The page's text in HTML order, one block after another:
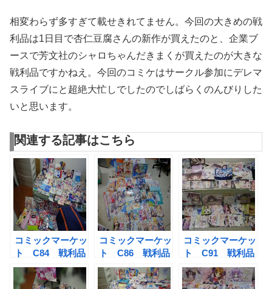
相変わらず多すぎて載せきれてません。今回の大きめの戦
利品は1日目で杏仁豆腐さんの新作が買えたのと、企業ブ
ースで芳文社のシャロちゃんだきまくが買えたのが大きな
戦利品ですかねえ。今回のコミケはサークル参加にデレマ
スライブにと超絶大忙しでしたのでしばらくのんびりした
いと思います。
関連する記事はこちら
コミックマーケッ
ト C84 戦利品
まとめ
コミックマーケッ
ト C86 戦利品
まとめ
コミックマーケッ
ト C91 戦利品
まとめ